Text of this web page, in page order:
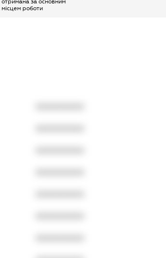
отримана за основним
місцем роботи